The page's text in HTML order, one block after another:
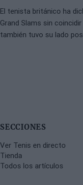
El tenista británico ha
Grand Slams sin
también tuvo su lado
SECCIONES
Ver Tenis en directo
Tienda
Todos los artículos